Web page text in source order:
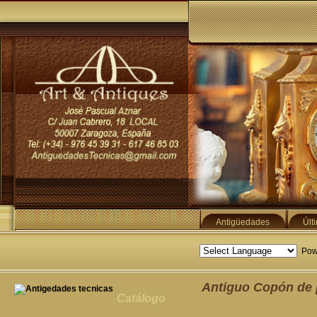
Antigüedades
Catálogo
Antiguo Copón de